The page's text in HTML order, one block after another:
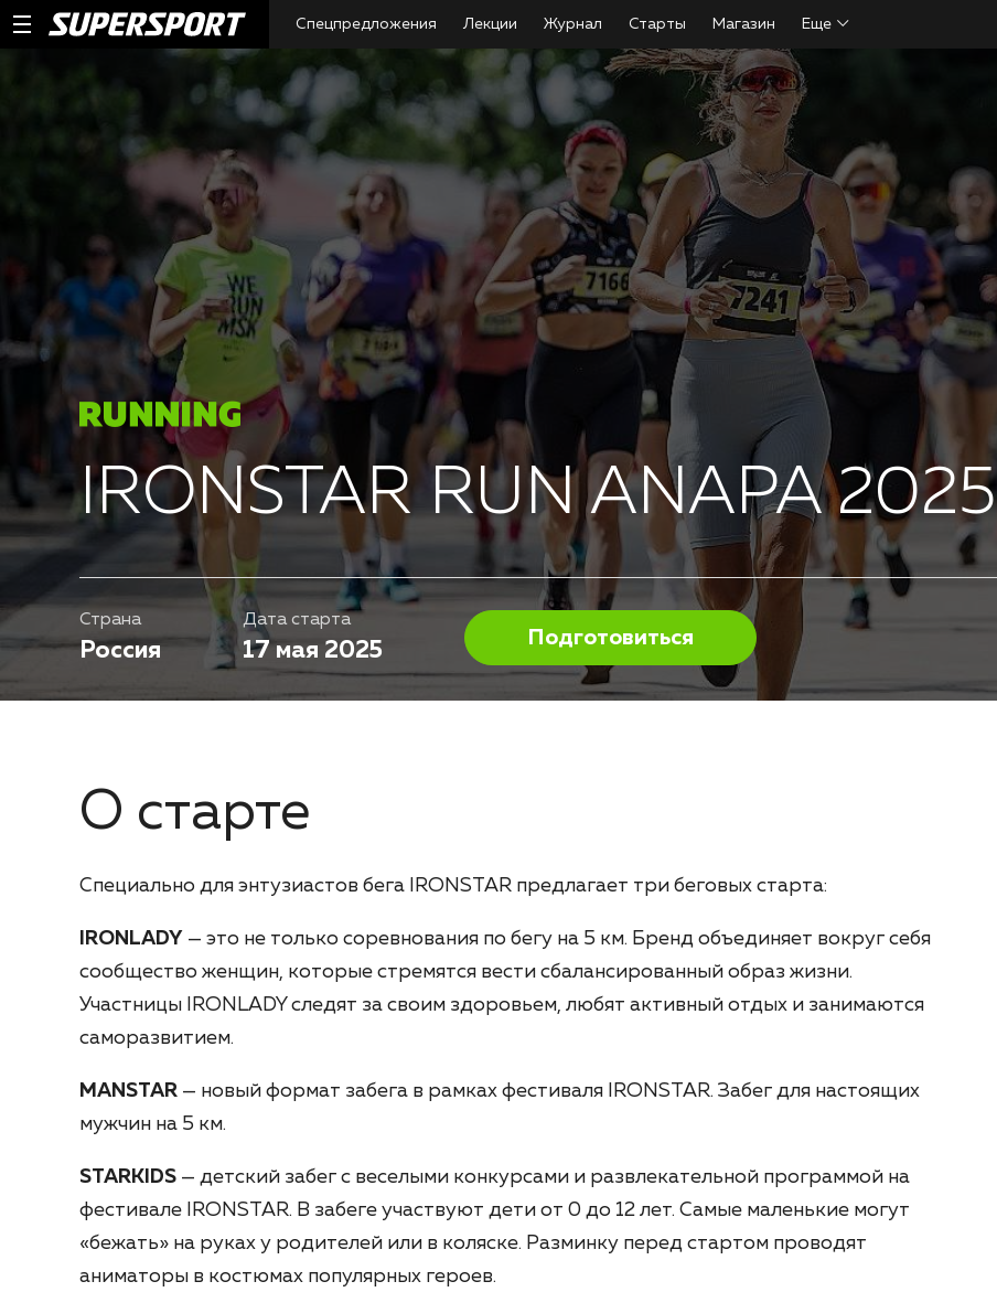
Спецпредложения Лекции Журнал Старты Магазин Еще
IRONSTAR RUN ANAPA 2025
Страна
Россия
Дата старта
17 мая 2025
Подготовиться
О старте
Специально для энтузиастов бега IRONSTAR предлагает три беговых старта:
IRONLADY — это не только соревнования по бегу на 5 км. Бренд объединяет вокруг себя
сообщество женщин, которые стремятся вести сбалансированный образ жизни.
Участницы IRONLADY следят за своим здоровьем, любят активный отдых и занимаются
саморазвитием.
MANSTAR — новый формат забега в рамках фестиваля IRONSTAR. Забег для настоящих
мужчин на 5 км.
STARKIDS — детский забег с веселыми конкурсами и развлекательной программой на
фестивале IRONSTAR. В забеге участвуют дети от 0 до 12 лет. Самые маленькие могут
«бежать» на руках у родителей или в коляске. Разминку перед стартом проводят
аниматоры в костюмах популярных героев.